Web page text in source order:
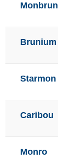
Monbrun
Brunium
Starmon
Caribou
Monro